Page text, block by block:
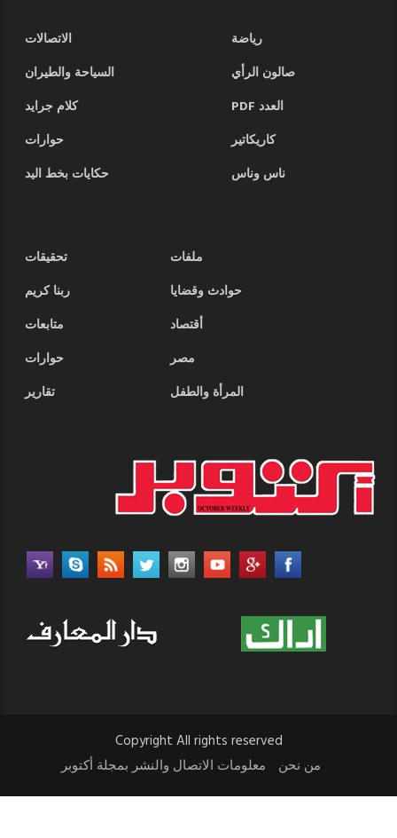
رياضة
الاتصالات
صالون الرأي
السياحة والطيران
العدد PDF
كلام جرايد
كاريكاتير
حوارات
ناس وناس
حكايات بخط اليد
ملفات
تحقيقات
حوادث وقضايا
ربنا كريم
أقتصاد
متابعات
مصر
حوارات
المرأة والطفل
تقارير
Copyright All rights reserved
من نحن
معلومات الاتصال والنشر بمجلة أكتوبر